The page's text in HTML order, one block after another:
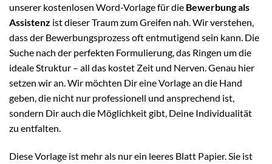
unserer kostenlosen Word-Vorlage für die Bewerbung als
Assistenz ist dieser Traum zum Greifen nah. Wir verstehen,
dass der Bewerbungsprozess oft entmutigend sein kann. Die
Suche nach der perfekten Formulierung, das Ringen um die
ideale Struktur – all das kostet Zeit und Nerven. Genau hier
setzen wir an. Wir möchten Dir eine Vorlage an die Hand
geben, die nicht nur professionell und ansprechend ist,
sondern Dir auch die Möglichkeit gibt, Deine Individualität
zu entfalten.
Diese Vorlage ist mehr als nur ein leeres Blatt Papier. Sie ist